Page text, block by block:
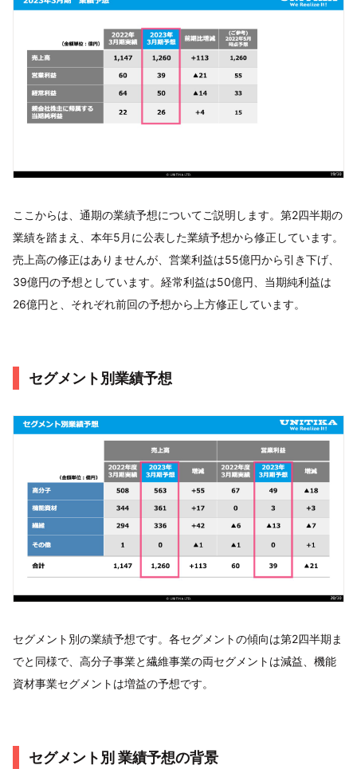
ここからは、通期の業績予想についてご説明します。第2四半期の
業績を踏まえ、本年5月に公表した業績予想から修正しています。
売上高の修正はありませんが、営業利益は55億円から引き下げ、
39億円の予想としています。経常利益は50億円、当期純利益は
26億円と、それぞれ前回の予想から上方修正しています。
セグメント別業績予想
セグメント別の業績予想です。各セグメントの傾向は第2四半期ま
でと同様で、高分子事業と繊維事業の両セグメントは減益、機能
資材事業セグメントは増益の予想です。
セグメント別 業績予想の背景